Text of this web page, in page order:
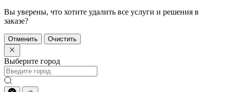
Вы уверены, что хотите удалить все услуги и решения в
заказе?
Отменить Очистить
Выберите город